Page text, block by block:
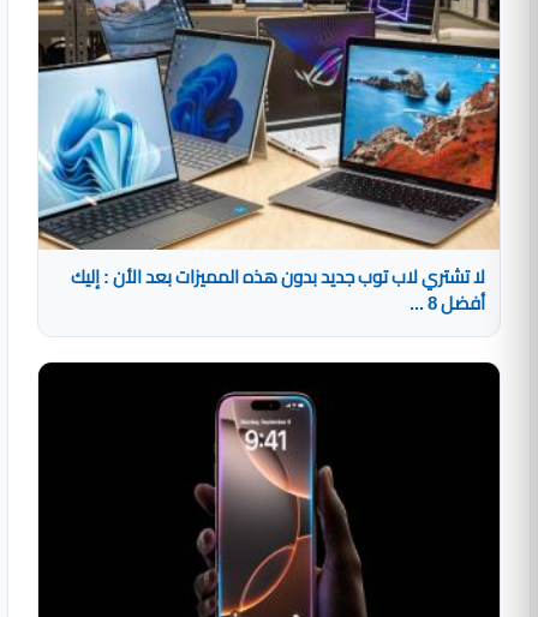
لا تشتري لاب توب جديد بدون هذه المميزات بعد الأن : إليك
أفضل 8 ...